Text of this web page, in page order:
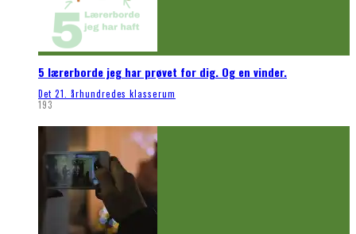
5 lærerborde jeg har prøvet for dig. Og en vinder.
Det 21. århundredes klasserum
193